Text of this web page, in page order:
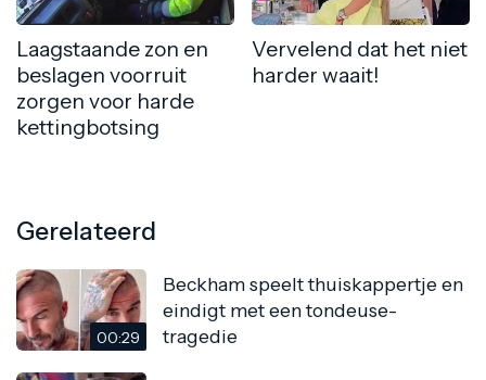
Laagstaande zon en
beslagen voorruit
zorgen voor harde
kettingbotsing
Vervelend dat het niet
harder waait!
Gerelateerd
00:29
Beckham speelt thuiskappertje en
eindigt met een tondeuse-
tragedie